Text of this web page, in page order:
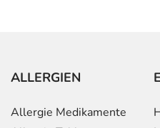
ALLERGIEN
Allergie Medikamente